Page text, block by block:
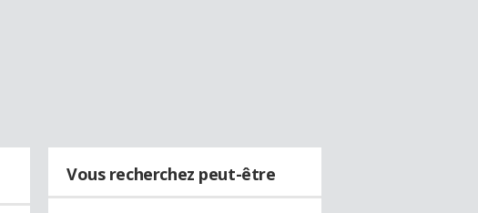
Vous recherchez peut-être